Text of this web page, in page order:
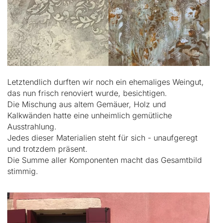
Letztendlich durften wir noch ein ehemaliges Weingut,
das nun frisch renoviert wurde, besichtigen.
Die Mischung aus altem Gemäuer, Holz und
Kalkwänden hatte eine unheimlich gemütliche
Ausstrahlung.
Jedes dieser Materialien steht für sich - unaufgeregt
und trotzdem präsent.
Die Summe aller Komponenten macht das Gesamtbild
stimmig.